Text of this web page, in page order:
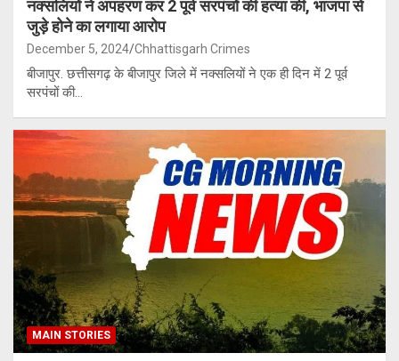
नक्सलियों ने अपहरण कर 2 पूर्व सरपंचों की हत्या की, भाजपा से
जुड़े होने का लगाया आरोप
December 5, 2024 Chhattisgarh Crimes
बीजापुर. छत्तीसगढ़ के बीजापुर जिले में नक्सलियों ने एक ही दिन में 2 पूर्व
सरपंचों की…
MAIN STORIES